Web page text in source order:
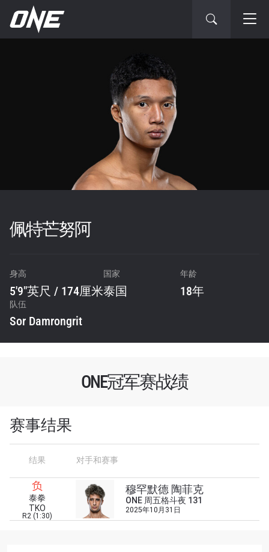
佩特芒努阿
身高
5'9"英尺 / 174厘米
国家
泰国
年龄
18年
队伍
Sor Damrongrit
ONE冠军赛战绩
赛事结果
结果 对手和赛事
负
泰拳
TKO
R2 (1:30)
穆罕默德 陶菲克
ONE 周五格斗夜 131
2025年10月31日
在任何地域观看ONE冠军赛，现在注册获得权限了
解最新资讯、解锁特别福利以及优先机遇获得直播
场次的最佳座位！
邮箱